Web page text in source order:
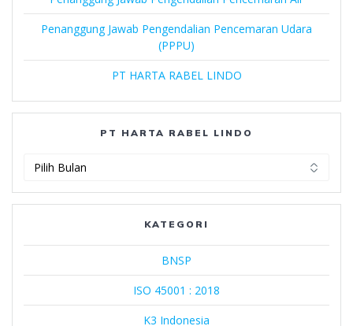
Penanggung Jawab Pengendalian Pencemaran Udara
(PPPU)
PT HARTA RABEL LINDO
PT HARTA RABEL LINDO
Rabel
KATEGORI
BNSP
ISO 45001 : 2018
K3 Indonesia